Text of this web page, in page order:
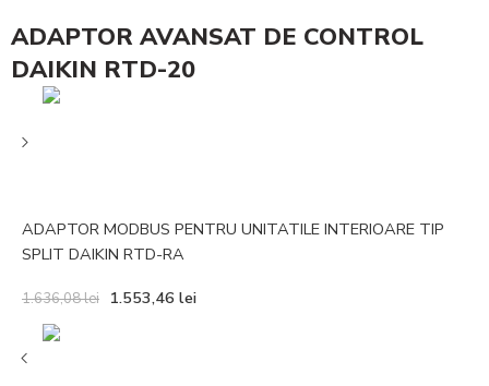
ADAPTOR AVANSAT DE CONTROL
DAIKIN RTD-20
ADAPTOR MODBUS PENTRU UNITATILE INTERIOARE TIP
SPLIT DAIKIN RTD-RA
1.636,08lei 1.553,46 lei